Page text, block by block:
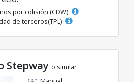
por colisión (CDW)
de terceros(TPL)
Stepway o similar